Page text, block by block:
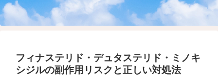
フィナステリド・デュタステリド・ミノキ
シジルの副作用リスクと正しい対処法